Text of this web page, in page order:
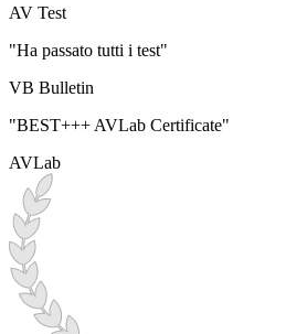
AV Test
"Ha passato tutti i test"
VB Bulletin
"BEST+++ AVLab Certificate"
AVLab